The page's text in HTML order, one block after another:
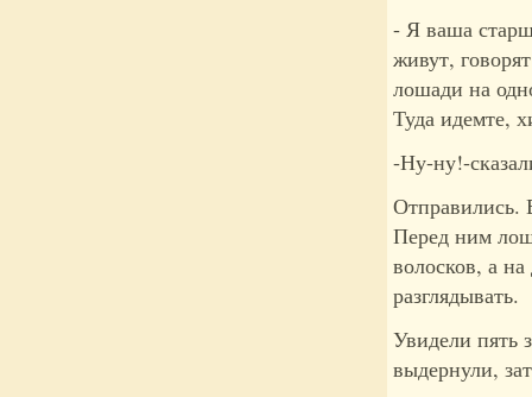
- Я ваша
живут,
лошади на
Туда идемте,
-Ну-ну!-
Отправились.
Перед ним
волосков, а
разглядывать.
Увидели пять
выдернули,